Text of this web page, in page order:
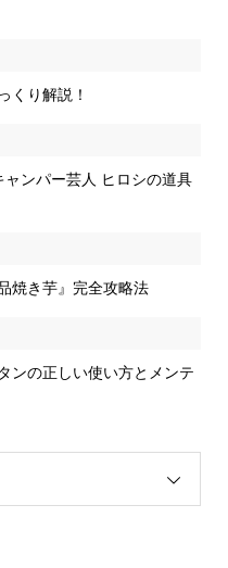
くり解説！
ャンパー芸人 ヒロシの道具
焼き芋』完全攻略法
ンの正しい使い方とメンテ